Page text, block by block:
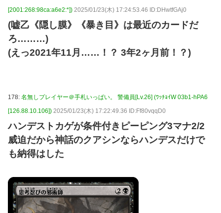
[2001:268:98ca:a6e2:*]) 2025/01/23(木) 17:24:53.46 ID:DHwtfGAj0
(嘘乙《隠し膜》《暴き目》は最近のカードだ
ろ………)
(えっ2021年11月……！？ 3年2ヶ月前！？)
178: 名無しプレイヤー＠手札いっぱい。 警備員[Lv.26] (ﾜｯﾁｮｲW 03b1-hPA6
[126.88.10.106]) 2025/01/23(木) 17:22:49.36 ID:Ff80vqqD0
ハンデストカゲが条件付きピーピング3マナ2/2
威迫だから神話のクアシンならハンデスだけで
も納得はした